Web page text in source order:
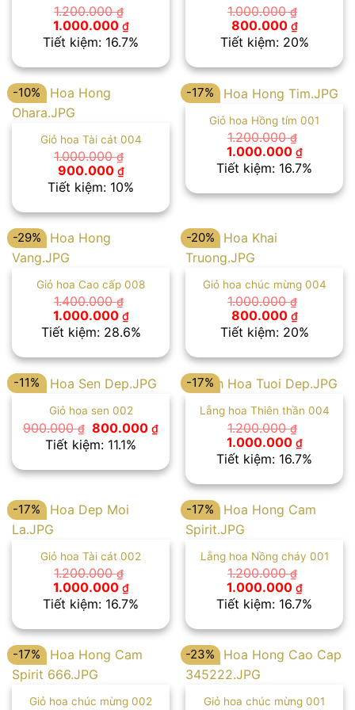
1.200.000₫
Giá
gốc
là:
1.000.000 ₫Giá
hiện
tại
1.000.000 ₫.
Tiết kiệm: 16.7%
1.000.000₫
Giá
gốc
là:
800.000 ₫Giá
hiện
tại
800.000
Tiết kiệm: 20%
-10%
Giỏ hoa Tài cát 004
1.000.000₫
Giá
gốc
là:
900.000 ₫Giá
hiện
tại
900.000 ₫.
Tiết kiệm: 10%
-17%
Giỏ hoa Hồng tím 001
1.200.000₫
Giá
gốc
là:
1.000.000 ₫Giá
hiện
tại
Tiết kiệm: 16.7%
-29%
Giỏ hoa Cao cấp 008
1.400.000₫
Giá
gốc
là:
1.000.000 ₫Giá
hiện
tại
1.000.000 ₫.
Tiết kiệm: 28.6%
-20%
Giỏ hoa chúc mừng 004
1.000.000₫
Giá
gốc
là:
800.000 ₫Giá
hiện
tại
800.000
Tiết kiệm: 20%
-11%
Giỏ hoa sen 002
900.000₫ Giá
gốc
là:
800.000₫Giá
là:
800.000 ₫.
Tiết kiệm: 11.1%
-17%
Lẵng hoa Thiên thần 004
1.200.000₫
Giá
gốc
là:
1.000.000 ₫Giá
hiện
tại
Tiết kiệm: 16.7%
-17%
Giỏ hoa Tài cát 002
1.200.000₫
Giá
gốc
là:
1.000.000 ₫Giá
hiện
tại
1.000.000 ₫.
Tiết kiệm: 16.7%
-17%
Lẵng hoa Nồng cháy 001
1.200.000₫
Giá
gốc
là:
1.000.000 ₫Giá
hiện
tại
Tiết kiệm: 16.7%
-17%
Giỏ hoa chúc mừng 002
-23%
Giỏ hoa chúc mừng 001